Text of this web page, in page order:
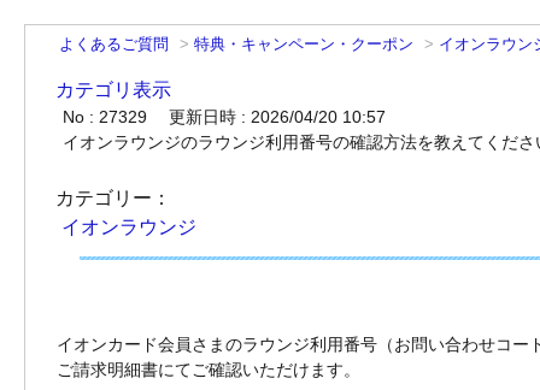
よくあるご質問 > 特典・キャンペーン・クーポン > イオンラウン
カテゴリ表示
No : 27329
更新日時 : 2026/04/20 10:57
イオンラウンジのラウンジ利用番号の確認方法を教えてくださ
カテゴリー：
イオンラウンジ
イオンカード会員さまのラウンジ利用番号（お問い合わせコ
ご請求明細書にてご確認いただけます。